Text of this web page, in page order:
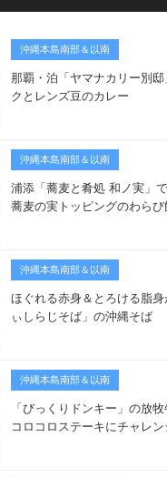
沖縄本島南部＆以南
那覇・泊「ヤマナカリー別
クとレンズ豆のカレー
沖縄本島南部＆以南
浦添「蕎麦と肴処 和ノ実」
蕎麦の実トッピングのわらび
沖縄本島南部＆以南
ほぐれる赤身＆とろける脂
ぃしらじそば」の沖縄そば
沖縄本島南部＆以南
「びっくりドンキー」の放牧
コロコロステーキにチャレン